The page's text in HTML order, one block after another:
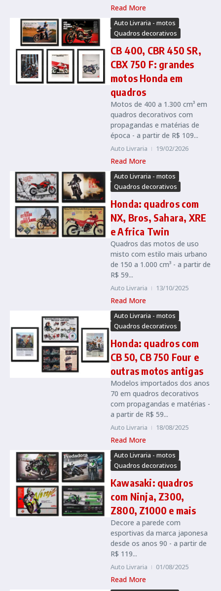
Read More
Auto Livraria - motos
Quadros decorativos
CB 400, CBR 450 SR,
CBX 750 F: grandes
motos Honda em
quadros
Motos de 400 a 1.300 cm³ em
quadros decorativos com
propagandas e matérias de
época - a partir de R$ 109...
Auto Livraria 19/02/2026
Read More
Auto Livraria - motos
Quadros decorativos
Honda: quadros com
NX, Bros, Sahara, XRE
e Africa Twin
Quadros das motos de uso
misto com estilo mais urbano
de 150 a 1.000 cm³ - a partir de
R$ 59...
Auto Livraria 13/10/2025
Read More
Auto Livraria - motos
Quadros decorativos
Honda: quadros com
CB 50, CB 750 Four e
outras motos antigas
Modelos importados dos anos
70 em quadros decorativos
com propagandas e matérias -
a partir de R$ 59...
Auto Livraria 18/08/2025
Read More
Auto Livraria - motos
Quadros decorativos
Kawasaki: quadros
com Ninja, Z300,
Z800, Z1000 e mais
Decore a parede com
esportivas da marca japonesa
desde os anos 90 - a partir de
R$ 119...
Auto Livraria 01/08/2025
Read More